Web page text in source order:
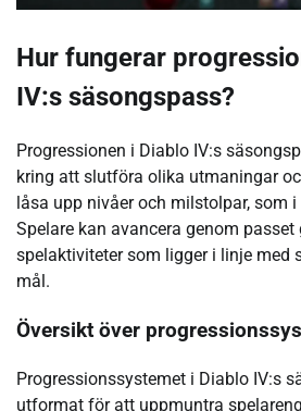
Hur fungerar
IV:s säsongspass?
Progressionen i Diablo IV:s
kring att slutföra olika utmaningar
låsa upp nivåer och milstolpar, som
Spelare kan avancera genom
spelaktiviteter som ligger i linje med
mål.
Översikt över
Progressionssystemet i Diablo IV:s
utformat för att uppmuntra